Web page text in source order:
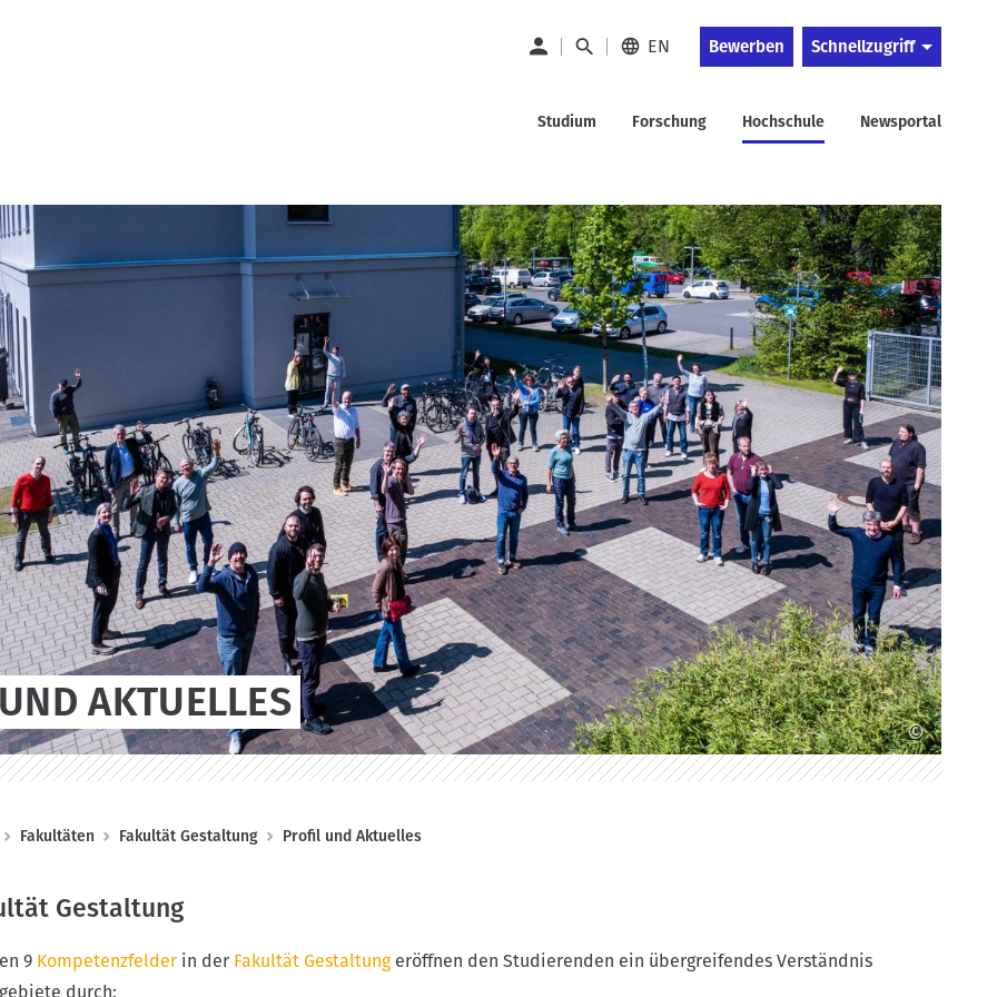
EN Bewerben Schnellzugriff
Studium Forschung Hochschule Newsportal
©
AKTUELLES
Fakultäten Fakultät Gestaltung Profil und Aktuelles
Gestaltung
9 Kompetenzfelder in der Fakultät Gestaltungeröffnen den Studierenden ein übergreifendes Verständnis
durch: